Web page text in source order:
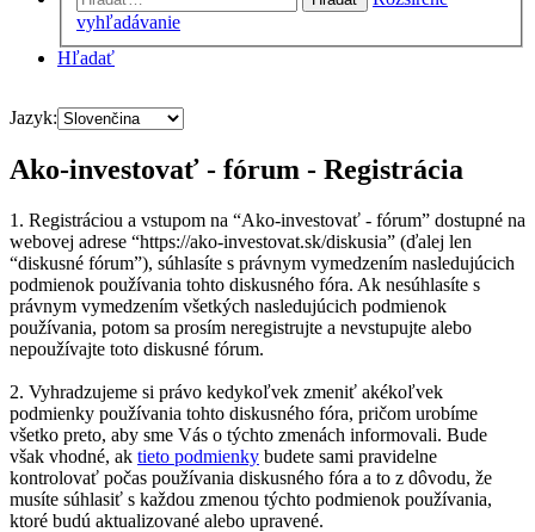
vyhľadávanie
Hľadať
Jazyk:
Ako-investovať - fórum - Registrácia
1. Registráciou a vstupom na “Ako-investovať - fórum” dostupné na
webovej adrese “https://ako-investovat.sk/diskusia” (ďalej len
“diskusné fórum”), súhlasíte s právnym vymedzením nasledujúcich
podmienok používania tohto diskusného fóra. Ak nesúhlasíte s
právnym vymedzením všetkých nasledujúcich podmienok
používania, potom sa prosím neregistrujte a nevstupujte alebo
nepoužívajte toto diskusné fórum.
2. Vyhradzujeme si právo kedykoľvek zmeniť akékoľvek
podmienky používania tohto diskusného fóra, pričom urobíme
všetko preto, aby sme Vás o týchto zmenách informovali. Bude
však vhodné, ak tieto podmienky budete sami pravidelne
kontrolovať počas používania diskusného fóra a to z dôvodu, že
musíte súhlasiť s každou zmenou týchto podmienok používania,
ktoré budú aktualizované alebo upravené.